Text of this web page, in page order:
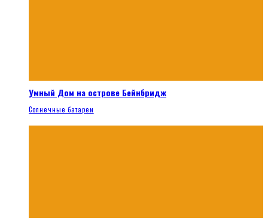
Умный Дом на острове Бейнбридж
Солнечные батареи